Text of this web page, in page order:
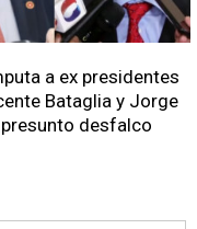
a ex presidentes
Bataglia y Jorge
desfalco